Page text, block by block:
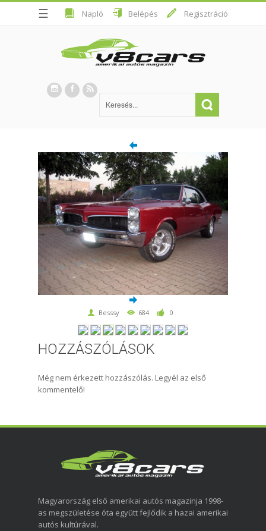
☰ Napló Belépés Regisztráció
Besssy 684 0
HOZZÁSZÓLÁSOK
Még nem érkezett hozzászólás. Legyél az első
kommentelő!
Magyarország első amerikai autós magazinja 1998-
as megszületése óta együtt fejlődik a hazai amerikai
autós kultúrával.